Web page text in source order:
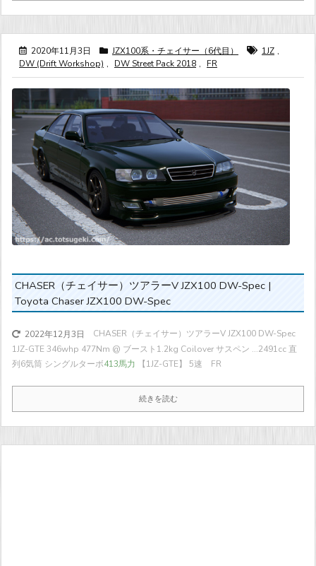
2020年11月3日 JZX100系・チェイサー（6代目） 1JZ ,
DW (Drift Workshop) , DW Street Pack 2018 , FR
CHASER（チェイサー）ツアラーV JZX100 DW-Spec |
Toyota Chaser JZX100 DW-Spec
2022年12月3日
CHASER（チェイサー）ツアラーV JZX100 DW-Spec
1JZ-GTE 346whp 477Nm @ ブースト1.2kg Coilover サスペン ...2491cc 直
列6気筒 シングルターボ413馬力 【1JZ-GTE】 5速 FR
続きを読む